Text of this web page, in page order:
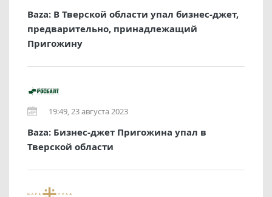
Baza: В Тверской области упал бизнес-джет,
предварительно, принадлежащий
Пригожину
19:49, 23 августа 2023
Baza: Бизнес-джет Пригожина упал в
Тверской области